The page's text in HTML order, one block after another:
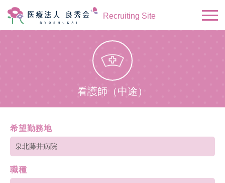
Recruiting Site
看護師（中途）
希望勤務地
泉北藤井病院
職種